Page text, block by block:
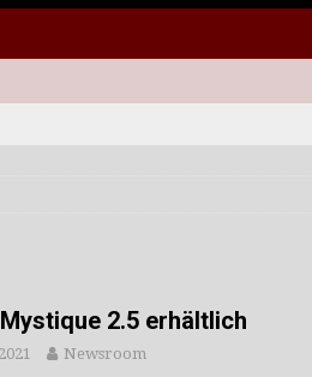
2.5 erhältlich
Newsroom